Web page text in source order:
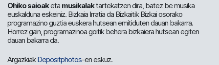
Ohiko saioaketa musikalaktartekatzen dira, batez be musika
euskalduna eskeiniz. Bizkaia Irratia da Bizkaitik Bizkai osorako
programazino guztia euskera hutsean emitiduten dauan bakarra.
Horrez gain, programazinoa goitik behera bizkaiera hutsean egiten
dauan bakarra da.
ArgazkiakDepositphotos-en eskuz.